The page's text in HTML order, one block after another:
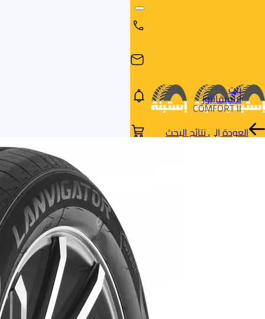
بيت
لانفيقايتور
COMFORT II
العودة إلى نتائج البحث